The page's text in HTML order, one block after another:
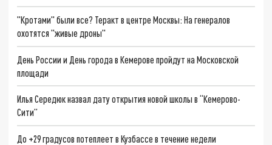
"Кротами" были все? Теракт в центре Москвы: На генералов
охотятся "живые дроны"
День России и День города в Кемерове пройдут на Московской
площади
Илья Середюк назвал дату открытия новой школы в “Кемерово-
Сити”
До +29 градусов потеплеет в Кузбассе в течение недели